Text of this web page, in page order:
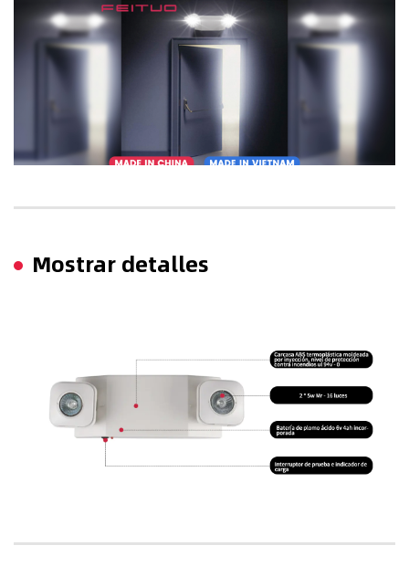
Mostrar detalles